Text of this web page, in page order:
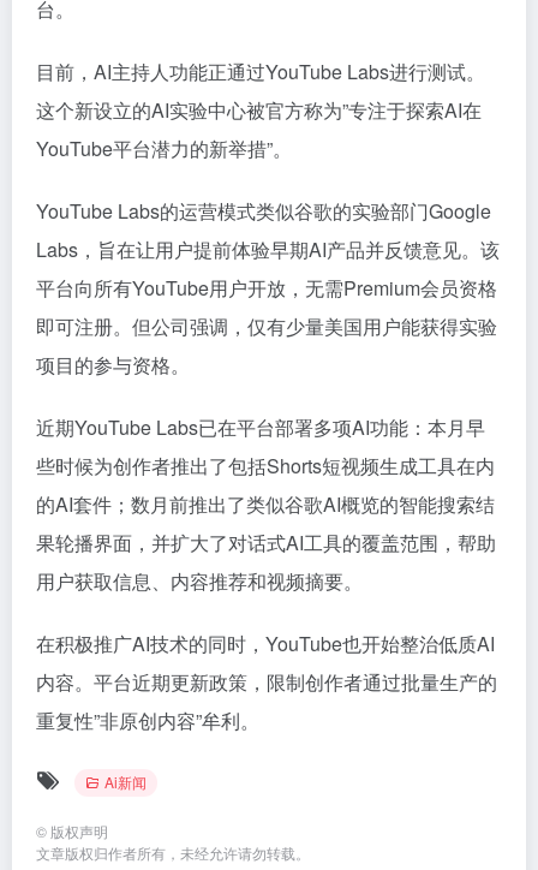
台。
目前，AI主持人功能正通过YouTube Labs进行测试。
这个新设立的AI实验中心被官方称为”专注于探索AI在
YouTube平台潜力的新举措”。
YouTube Labs的运营模式类似谷歌的实验部门Google
Labs，旨在让用户提前体验早期AI产品并反馈意见。该
平台向所有YouTube用户开放，无需Premium会员资格
即可注册。但公司强调，仅有少量美国用户能获得实验
项目的参与资格。
近期YouTube Labs已在平台部署多项AI功能：本月早
些时候为创作者推出了包括Shorts短视频生成工具在内
的AI套件；数月前推出了类似谷歌AI概览的智能搜索结
果轮播界面，并扩大了对话式AI工具的覆盖范围，帮助
用户获取信息、内容推荐和视频摘要。
在积极推广AI技术的同时，YouTube也开始整治低质AI
内容。平台近期更新政策，限制创作者通过批量生产的
重复性”非原创内容”牟利。
Ai新闻
© 版权声明
文章版权归作者所有，未经允许请勿转载。